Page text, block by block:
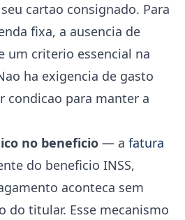
cartao consignado. Para
fixa, a ausencia de
um criterio essencial na
ha exigencia de gasto
condicao para manter a
no beneficio — a fatura
do beneficio INSS,
aconteca sem
do titular. Esse mecanismo